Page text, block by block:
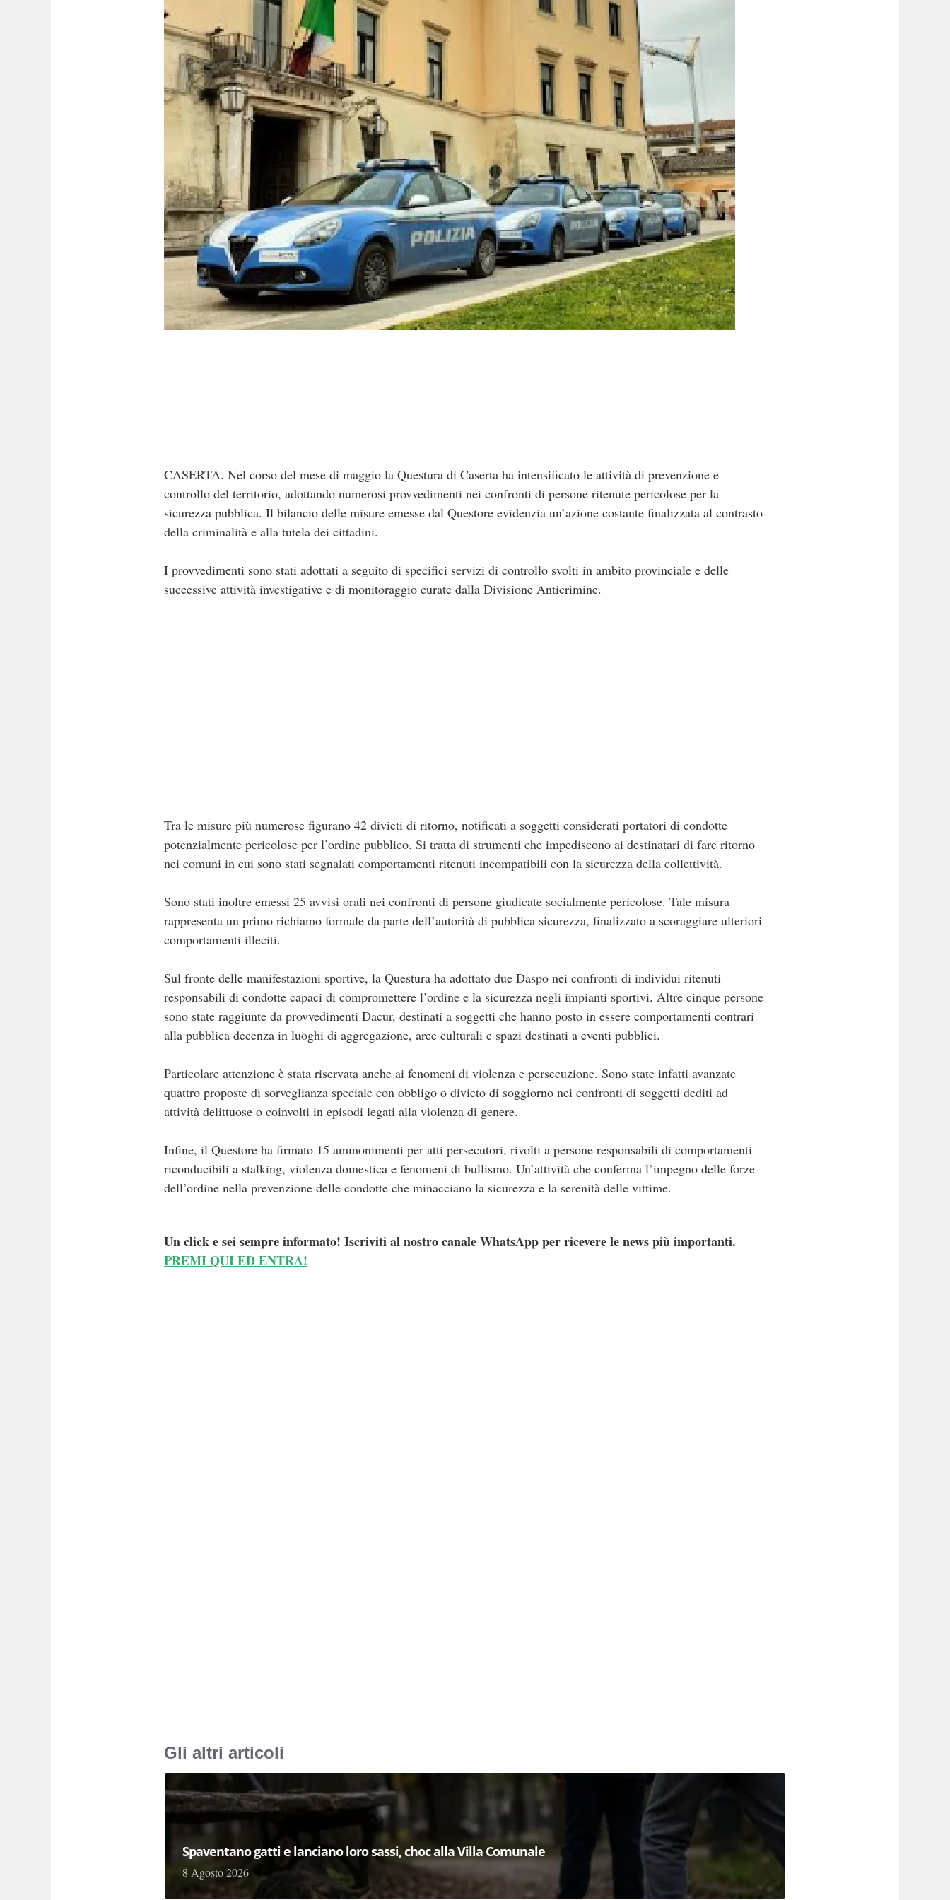
CASERTA. Nel corso del mese di maggio la Questura di Caserta ha intensificato le attività di prevenzione e
controllo del territorio, adottando numerosi provvedimenti nei confronti di persone ritenute pericolose per la
sicurezza pubblica. Il bilancio delle misure emesse dal Questore evidenzia un’azione costante finalizzata al contrasto
della criminalità e alla tutela dei cittadini.
I provvedimenti sono stati adottati a seguito di specifici servizi di controllo svolti in ambito provinciale e delle
successive attività investigative e di monitoraggio curate dalla Divisione Anticrimine.
Tra le misure più numerose figurano 42 divieti di ritorno, notificati a soggetti considerati portatori di condotte
potenzialmente pericolose per l’ordine pubblico. Si tratta di strumenti che impediscono ai destinatari di fare ritorno
nei comuni in cui sono stati segnalati comportamenti ritenuti incompatibili con la sicurezza della collettività.
Sono stati inoltre emessi 25 avvisi orali nei confronti di persone giudicate socialmente pericolose. Tale misura
rappresenta un primo richiamo formale da parte dell’autorità di pubblica sicurezza, finalizzato a scoraggiare ulteriori
comportamenti illeciti.
Sul fronte delle manifestazioni sportive, la Questura ha adottato due Daspo nei confronti di individui ritenuti
responsabili di condotte capaci di compromettere l’ordine e la sicurezza negli impianti sportivi. Altre cinque persone
sono state raggiunte da provvedimenti Dacur, destinati a soggetti che hanno posto in essere comportamenti contrari
alla pubblica decenza in luoghi di aggregazione, aree culturali e spazi destinati a eventi pubblici.
Particolare attenzione è stata riservata anche ai fenomeni di violenza e persecuzione. Sono state infatti avanzate
quattro proposte di sorveglianza speciale con obbligo o divieto di soggiorno nei confronti di soggetti dediti ad
attività delittuose o coinvolti in episodi legati alla violenza di genere.
Infine, il Questore ha firmato 15 ammonimenti per atti persecutori, rivolti a persone responsabili di comportamenti
riconducibili a stalking, violenza domestica e fenomeni di bullismo. Un’attività che conferma l’impegno delle forze
dell’ordine nella prevenzione delle condotte che minacciano la sicurezza e la serenità delle vittime.
Un click e sei sempre informato! Iscriviti al nostro canale WhatsApp per ricevere le news più importanti.
PREMI QUI ED ENTRA!
Gli altri articoli
Spaventano gatti e lanciano loro sassi, choc alla Villa Comunale
8 Agosto 2026